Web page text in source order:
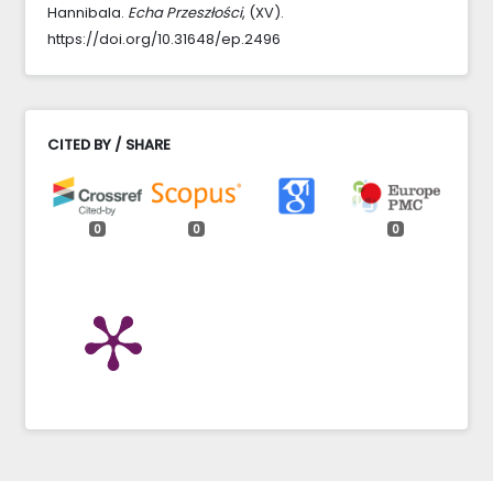
Hannibala. Echa Przeszłości, (XV).
https://doi.org/10.31648/ep.2496
CITED BY / SHARE
0 0 0